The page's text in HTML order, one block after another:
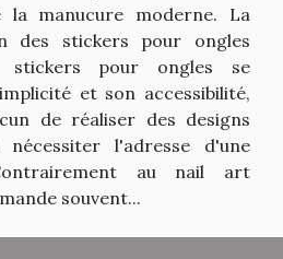
la manucure moderne. La
des stickers pour ongles
stickers pour ongles se
et son accessibilité,
de réaliser des designs
nécessiter l'adresse d'une
au nail art
souvent...